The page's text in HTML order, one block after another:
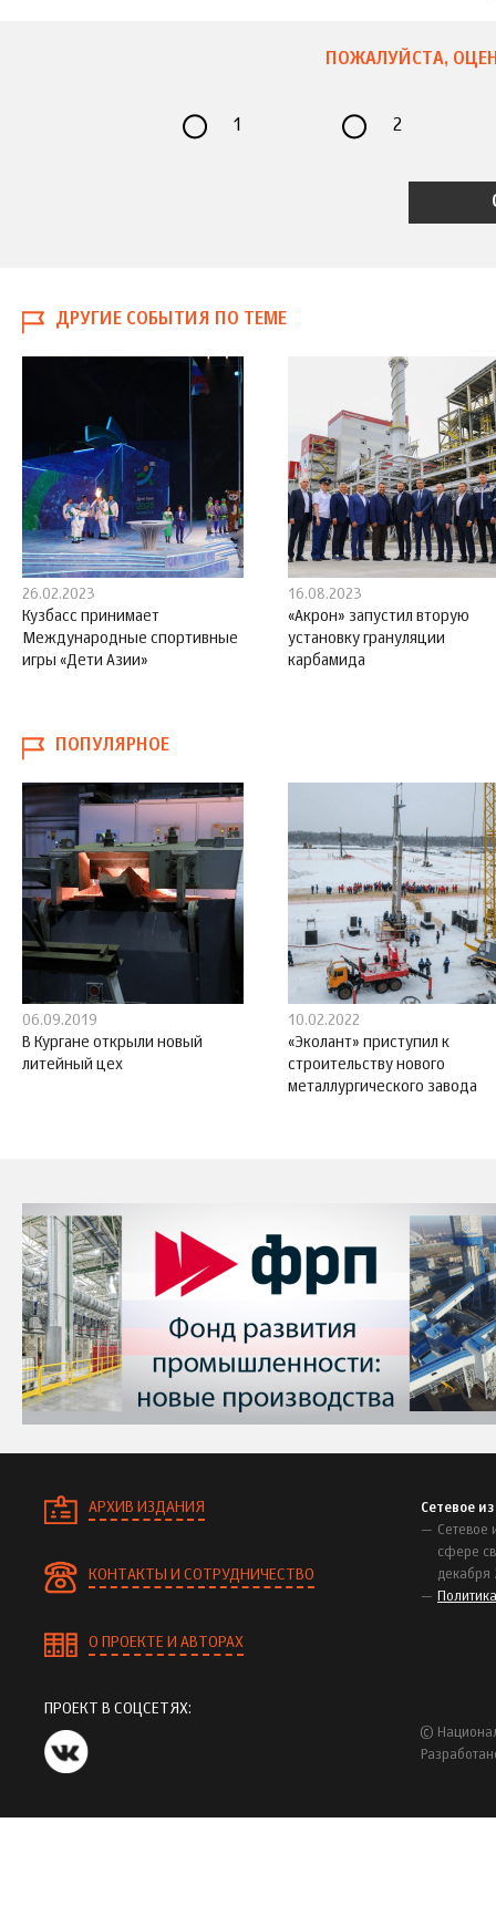
ПОЖАЛУЙСТА,
1 2
ДРУГИЕ СОБЫТИЯ ПО ТЕМЕ
26.02.2023
Кузбасс принимает
Международные спортивные
игры «Дети Азии»
16.08.2023
«Акрон» запустил вторую
установку грануляции
карбамида
ПОПУЛЯРНОЕ
06.09.2019
В Кургане открыли новый
литейный цех
10.02.2022
«Эколант» приступил к
строительству нового
металлургического завода
АРХИВ ИЗДАНИЯ
КОНТАКТЫ И СОТРУДНИЧЕСТВО
О ПРОЕКТЕ И АВТОРАХ
Сетевое
Сетевое
сфере
декабря
ПРОЕКТ В СОЦСЕТЯХ:
©